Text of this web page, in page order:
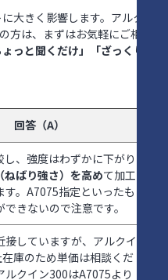
大きく影響します。アルク
方は、まずはお気軽にご相
っと聞くだけ」「ざっくり
回答（A）
、強度はわずかに下がり
ねばり強さ）を高めて加工
す。A7075指定といったも
きないので注意です。
接していますが、アルクイ
庫のため単価は相談くだ
ルクイン300はA7075より